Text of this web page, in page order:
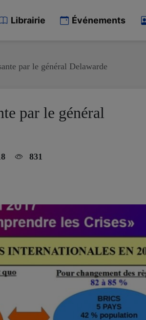
Librairie Événements
par le général Delawarde
par le général
831